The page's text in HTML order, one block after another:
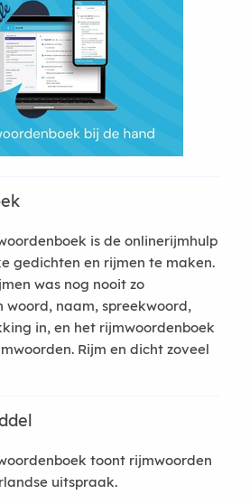
is de onlinerijmhulp
gedichten en rijmen te maken.
was nog nooit zo
woord, naam, spreekwoord,
in, en het rijmwoordenboek
Rijm en dicht zoveel
toont rijmwoorden
uitspraak.